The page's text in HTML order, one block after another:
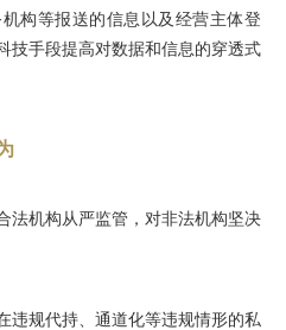
构等报送的信息以及经营主体登
技手段提高对数据和信息的穿透式
法机构从严监管，对非法机构坚决
违规代持、通道化等违规情形的私